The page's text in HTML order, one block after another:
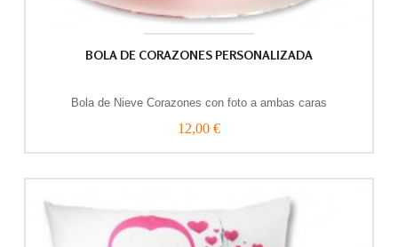
BOLA DE CORAZONES PERSONALIZADA
Bola de Nieve Corazones con foto a ambas caras
12,00 €